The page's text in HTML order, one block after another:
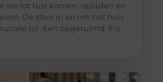
we tot rust komen, opladen en
De sfeer in en om het huis
rol. Een opgeruimd, fris